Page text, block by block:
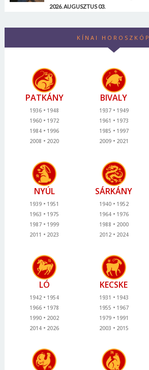
2026. AUGUSZTUS 03.
KÍNAI HOROSZKÓP
PATKÁNY
1936
1948
1960
1972
1984
1996
2008
2020
BIVALY
1937
1949
1961
1973
1985
1997
2009
2021
NYÚL
1939
1951
1963
1975
1987
1999
2011
2023
SÁRKÁNY
1940
1952
1964
1976
1988
2000
2012
2024
LÓ
1942
1954
1966
1978
1990
2002
2014
2026
KECSKE
1931
1943
1955
1967
1979
1991
2003
2015